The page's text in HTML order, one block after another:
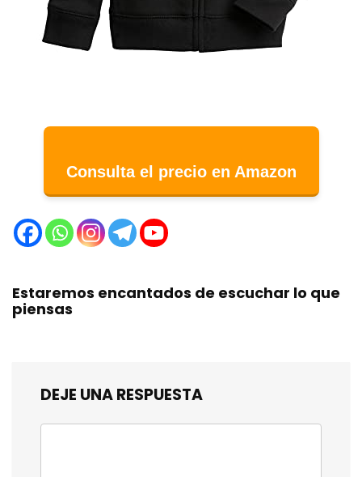
Consulta el precio en Amazon
Estaremos encantados de escuchar lo que
piensas
DEJE UNA RESPUESTA